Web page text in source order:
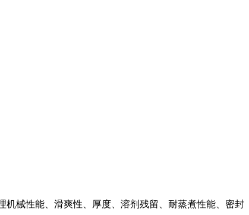
械性能、滑爽性、厚度、溶剂残留、耐蒸煮性能、密封